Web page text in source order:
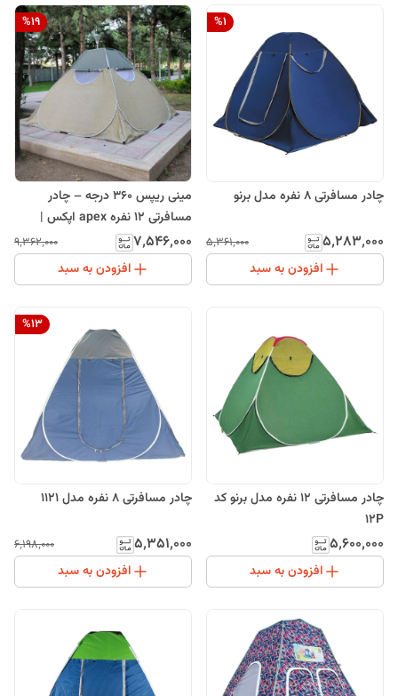
%1
چادر مسافرتی 8 نفره مدل برنو
۵٬۲۸۳٬۰۰۰ ۵٬۳۶۱٬۰۰۰
افزودن به سبد
%19
مینی ریپس ۳۶۰ درجه – چادر
مسافرتی ۱۲ نفره apex اپکس |
تخفیف
۷٬۵۴۶٬۰۰۰ ۹٬۳۶۲٬۰۰۰
افزودن به سبد
چادر مسافرتی 12 نفره مدل برنو کد
12P
۵٬۶۰۰٬۰۰۰
افزودن به سبد
%13
چادر مسافرتی 8 نفره مدل 1121
۵٬۳۵۱٬۰۰۰ ۶٬۱۹۸٬۰۰۰
افزودن به سبد